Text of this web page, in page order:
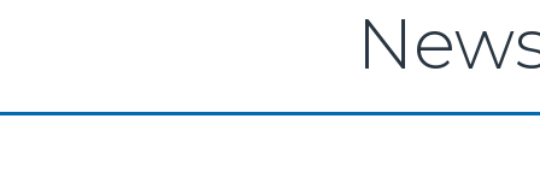
Speeeとは